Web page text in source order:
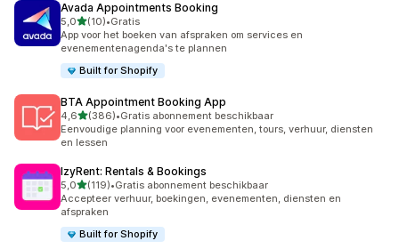
Avada Appointments Booking
5,0van 5 sterren
(10)
10 recensies in totaal
•Gratis
App voor het boeken van afspraken om services en
evenementenagenda's te plannen
Built for Shopify
BTA Appointment Booking App
4,6van 5 sterren
(386)
386 recensies in totaal
•Gratis abonnement beschikbaar
Eenvoudige planning voor evenementen, tours, verhuur, diensten
en lessen
IzyRent: Rentals & Bookings
5,0van 5 sterren
(119)
119 recensies in totaal
•Gratis abonnement beschikbaar
Accepteer verhuur, boekingen, evenementen, diensten en
afspraken
Built for Shopify